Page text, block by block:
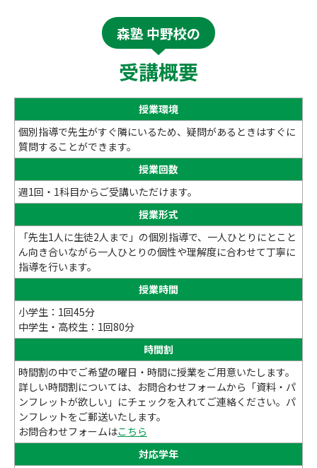
森塾 中野校の
受講概要
授業環境
個別指導で先生がすぐ隣にいるため、疑問があるときはすぐに
質問することができます。
授業回数
週1回・1科目からご受講いただけます。
授業形式
「先生1人に生徒2人まで」の個別指導で、一人ひとりにとこと
ん向き合いながら一人ひとりの個性や理解度に合わせて丁寧に
指導を行います。
授業時間
小学生：1回45分
中学生・高校生：1回80分
時間割
時間割の中でご希望の曜日・時間に授業をご用意いたします。
詳しい時間割については、お問合わせフォームから「資料・パ
ンフレットが欲しい」にチェックを入れてご連絡ください。パ
ンフレットをご郵送いたします。
お問合わせフォームはこちら
対応学年